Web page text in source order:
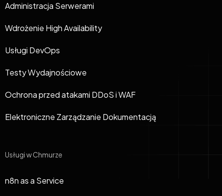
Administracja Serwerami
Wdrożenie High Availability
Usługi DevOps
Testy Wydajnościowe
Ochrona przed atakami DDoS i WAF
Elektroniczne Zarządzanie Dokumentacją
Usługi w Chmurze
n8n as a Service